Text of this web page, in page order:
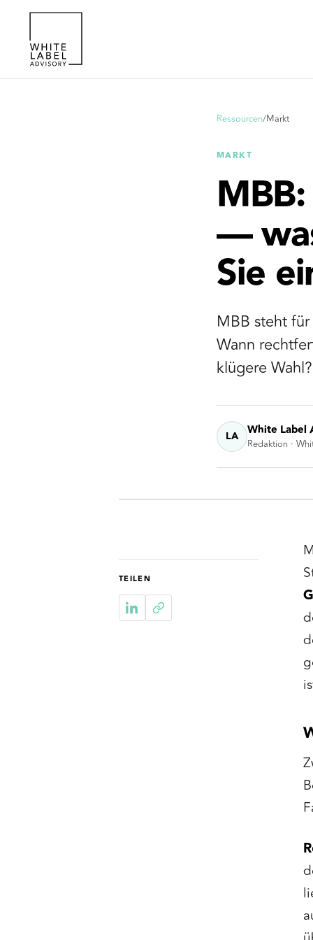
Ressourcen/Markt
MARKT
—
Sie
MBB steht
Wann
klügere Wahl?
LA White Label
Redaktion ·
TEILEN